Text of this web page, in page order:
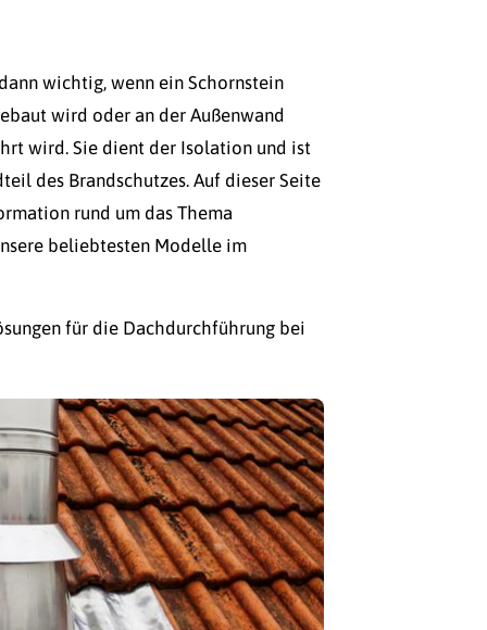
wichtig, wenn ein Schornstein
wird oder an der Außenwand
wird. Sie dient der Isolation und ist
des Brandschutzes. Auf dieser Seite
rund um das Thema
beliebtesten Modelle im
für die Dachdurchführung bei